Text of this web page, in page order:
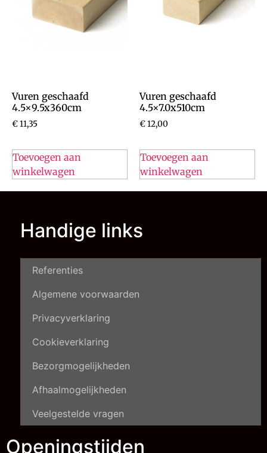
Vuren geschaafd
4.5×9.5x360cm
€11,35
Toevoegen aan
winkelwagen
Vuren geschaafd
4.5×7.0x510cm
€12,00
Toevoegen aan
winkelwagen
Handige links
Referenties
Algemene voorwaarden
Privacyverklaring
Cookieverklaring
Bezorgmogelijkheden
Afhaalmogelijkheden
Veelgestelde vragen
Openingstijden